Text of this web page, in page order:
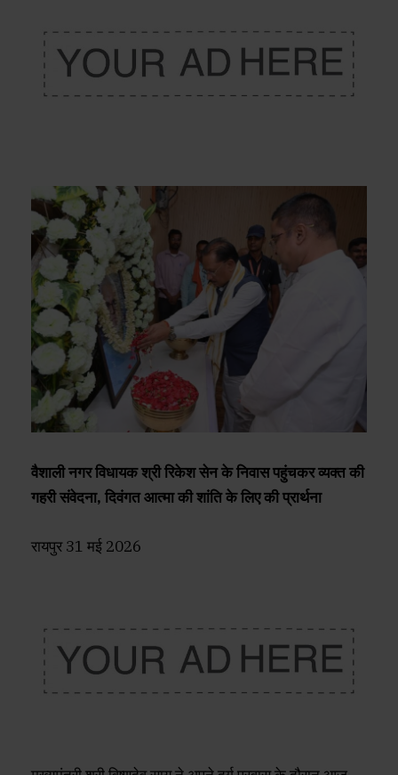
वैशाली नगर विधायक श्री रिकेश सेन के निवास पहुंचकर व्यक्त की
गहरी संवेदना, दिवंगत आत्मा की शांति के लिए की प्रार्थना
रायपुर 31 मई 2026